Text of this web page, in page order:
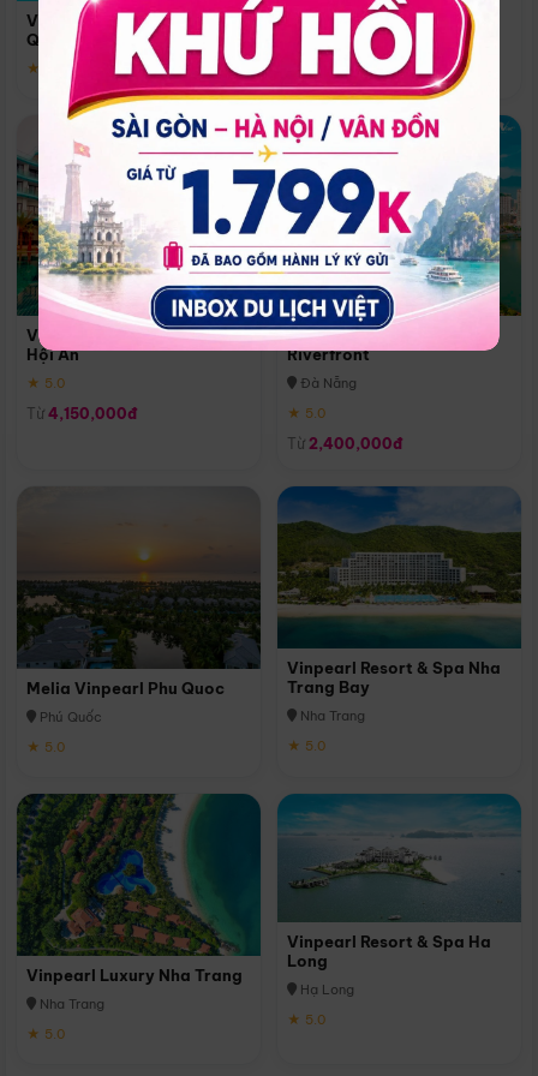
Vinpearl Resort & Spa Phu
Quoc
★ 5.0
Quoc
Phú Quốc
★ 5.0
Vinpearl Resort & Golf Nam
Hội An
★ 5.0
Từ 4,150,000đ
Melia Vinpearl Danang
Riverfront
Đà Nẵng
★ 5.0
Từ 2,400,000đ
Melia Vinpearl Phu Quoc
Phú Quốc
★ 5.0
Vinpearl Resort & Spa Nha
Trang Bay
Nha Trang
★ 5.0
Vinpearl Luxury Nha Trang
Nha Trang
★ 5.0
Vinpearl Resort & Spa Ha
Long
Hạ Long
★ 5.0